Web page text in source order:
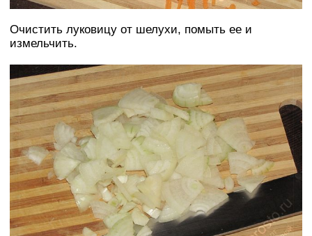
Очистить луковицу от шелухи, помыть ее и
измельчить.